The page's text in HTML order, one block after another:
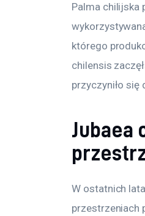
Palma chilijska
którego
chilensis
przyczyniło
Jubaea
W ostatnich
przestrzeniach